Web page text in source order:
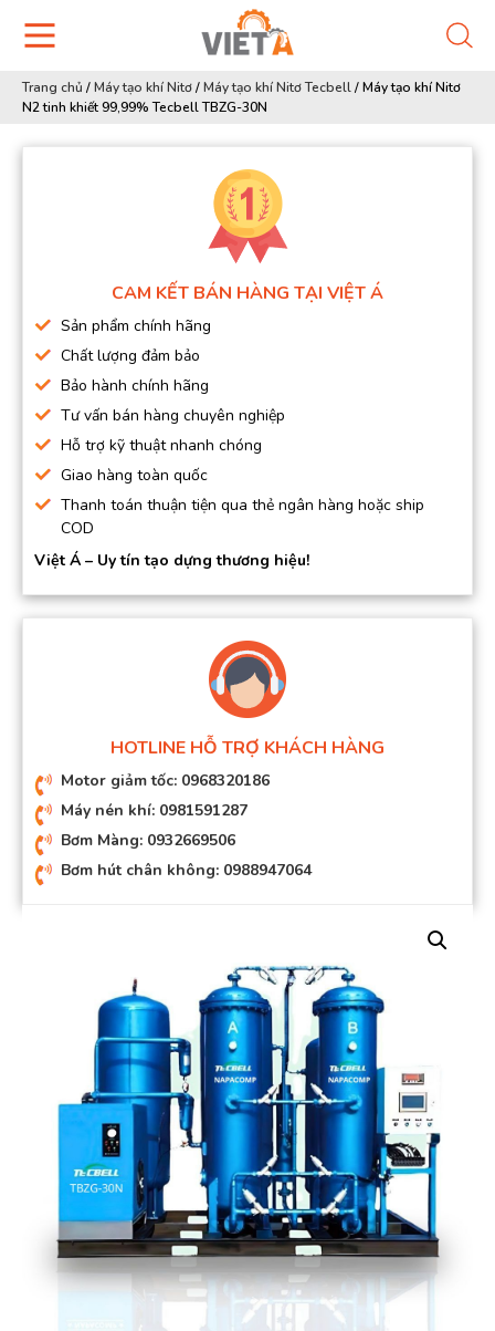
Trang chủ /Máy tạo khí Nitơ/Máy tạo khí Nitơ Tecbell/Máy tạo khí Nitơ
N2 tinh khiết 99,99% Tecbell TBZG-30N
CAM KẾT BÁN HÀNG TẠI VIỆT Á
Sản phẩm chính hãng
Chất lượng đảm bảo
Bảo hành chính hãng
Tư vấn bán hàng chuyên nghiệp
Hỗ trợ kỹ thuật nhanh chóng
Giao hàng toàn quốc
Thanh toán thuận tiện qua thẻ ngân hàng hoặc ship
COD
Việt Á – Uy tín tạo dựng thương hiệu!
HOTLINE HỖ TRỢ KHÁCH HÀNG
Motor giảm tốc: 0968320186
Máy nén khí: 0981591287
Bơm Màng: 0932669506
Bơm hút chân không: 0988947064